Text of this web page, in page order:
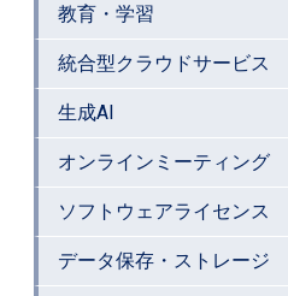
教育・学習
統合型クラウドサービス
生成AI
オンラインミーティング
ソフトウェアライセンス
データ保存・ストレージ